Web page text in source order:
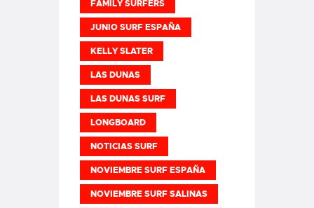
FAMILY SURFERS
JUNIO SURF ESPAÑA
KELLY SLATER
LAS DUNAS
LAS DUNAS SURF
LONGBOARD
NOTICIAS SURF
NOVIEMBRE SURF ESPAÑA
NOVIEMBRE SURF SALINAS